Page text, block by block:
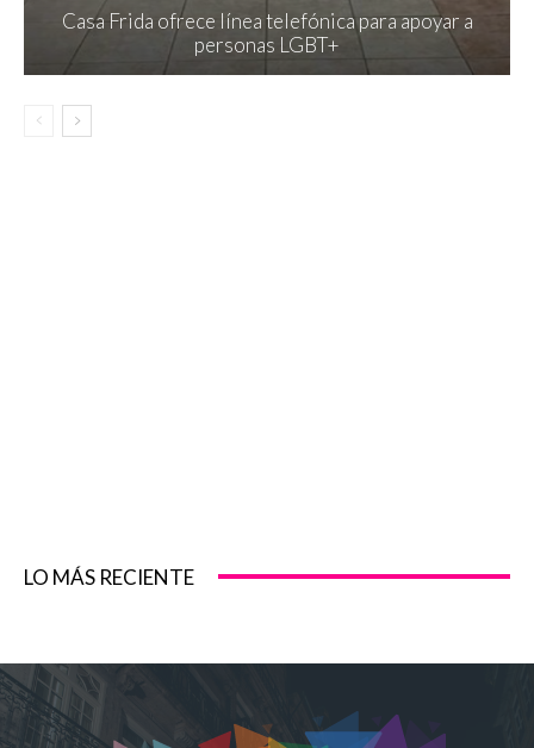
Casa Frida ofrece línea telefónica para apoyar a
personas LGBT+
LO MÁS RECIENTE